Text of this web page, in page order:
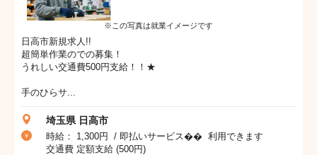
※この写真は就業イメージです
日高市新規求人!!
超簡単作業のでの募集！
うれしい交通費500円支給！！★
手のひらサ...
埼玉県 日高市
時給： 1,300円 / 即払いサービス�� 利用できます
交通費 定額支給 (500円)